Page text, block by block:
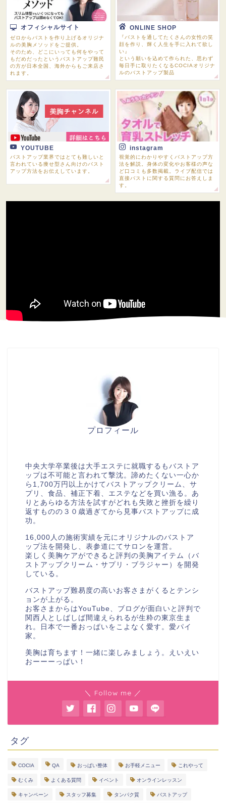
オフィシャルサイト
ゼロからバストを作り上げるオリジナ
ルの美胸メソッドをご提供。
そのため、どこにいっても何をやって
もだめだったというバストアップ難民
の方が日本全国、海外からもご来店さ
れます。
ONLINE SHOP
『バストを通してたくさんの女性の笑
顔を作り、輝く人生を手に入れて欲し
い』
という願いを込めて作られた、思わず
毎日手に取りたくなるCOCIAオリジナ
ルのバストアップ製品
YOUTUBE
バストアップ業界ではとても難しいと
言われている痩せ型さん向けのバスト
アップ方法をお伝えしています。
instagram
視覚的にわかりやすくバストアップ方
法を解説。身体の変化やお客様の声な
ど口コミも多数掲載。ライブ配信では
直接バストに関する質問にお答えしま
す。
プロフィール
中央大学卒業後は大手エステに就職するもバストア
ップは不可能と言われて撃沈。諦めたくない一心か
ら1,700万円以上かけてバストアップクリーム、サ
プリ、食品、補正下着、エステなどを買い漁る。あ
りとあらゆる方法を試すがどれも失敗と挫折を繰り
返すものの３０歳過ぎてから見事バストアップに成
功。
16,000人の施術実績を元にオリジナルのバストア
ップ法を開発し、表参道にてサロンを運営。
楽しく美胸ケアができると評判の美胸アイテム（バ
ストアップクリーム・サプリ・ブラジャー）を開発
している。
バストアップ難易度の高いお客さまがくるとテンシ
ョンが上がる。
お客さまからはYouTube、ブログが面白いと評判で
関西人としばしば間違えられるが生粋の東京生ま
れ。日本で一番おっぱいをこよなく愛す。愛パイ
家。
美胸は育ちます！一緒に楽しみましょう。えいえい
おーーーっぱい！
＼ Follow me ／
タグ
COCIA QA おっぱい整体 お手軽メニュー これやって
むくみ よくある質問 イベント オンラインレッスン
キャンペーン スタッフ募集 タンパク質 バストアップ